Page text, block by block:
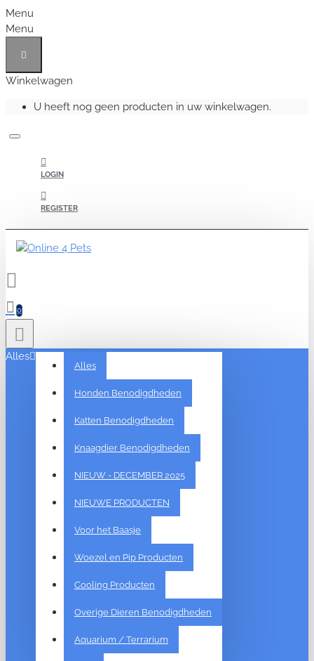
Menu
Menu
Winkelwagen
U heeft nog geen producten in uw winkelwagen.
LOGIN
REGISTER
0
Alles
Alles
Honden Benodigdheden
Katten Benodigdheden
Knaagdier Benodigdheden
NIEUW - DECEMBER 2025
NIEUWE PRODUCTEN
Voor het Baasje
Woezel en Pip Producten
Cooling Producten
Overige Dieren Benodigdheden
Aquarium / Terrarium